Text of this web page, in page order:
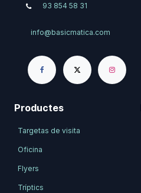
93 854 58 31
info@basicmatica.com
Productes
Targetas de visita
Oficina
Flyers
Tríptics